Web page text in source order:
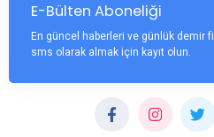
E-Bülten Aboneliği
En güncel haberleri ve günlük demir
sms olarak almak için kayıt olun.